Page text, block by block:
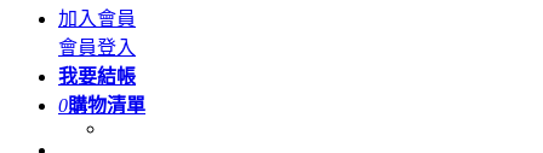
加入會員
會員登入
我要結帳
0購物清單